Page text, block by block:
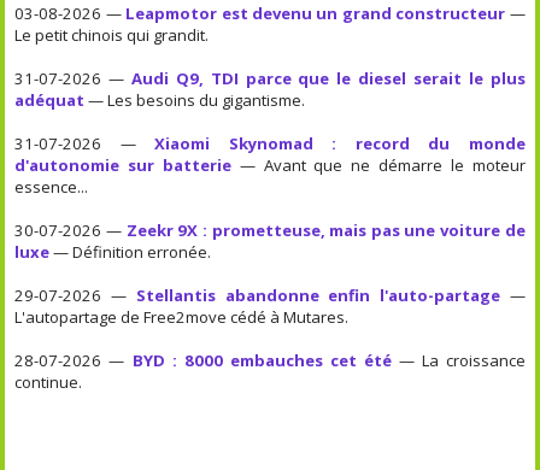
03-08-2026 — Leapmotor est devenu un grand constructeur —
Le petit chinois qui grandit.
31-07-2026 —Audi Q9, TDI parce que le diesel serait le plus
adéquat — Les besoins du gigantisme.
31-07-2026 —Xiaomi Skynomad : record du monde
d'autonomie sur batterie — Avant que ne démarre le moteur
essence...
30-07-2026 — Zeekr 9X : prometteuse, mais pas une voiture de
luxe— Définition erronée.
29-07-2026 — Stellantis abandonne enfin l'auto-partage—
L'autopartage de Free2move cédé à Mutares.
28-07-2026 — BYD : 8000 embauches cet été— La croissance
continue.